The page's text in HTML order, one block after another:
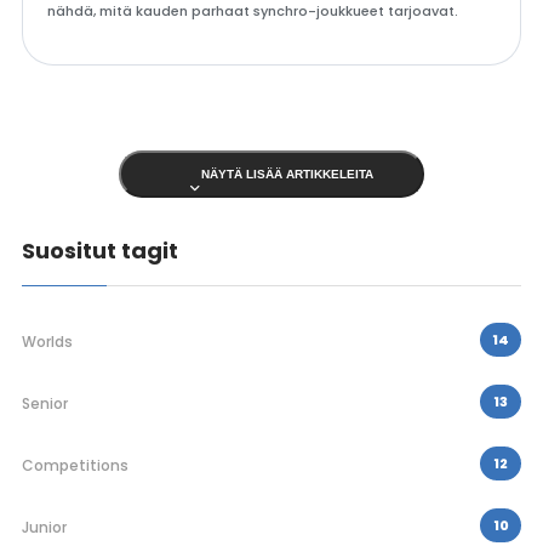
nähdä, mitä kauden parhaat synchro-joukkueet tarjoavat.
NÄYTÄ LISÄÄ ARTIKKELEITA
Suositut tagit
Worlds 14
Senior 13
Competitions 12
Junior 10